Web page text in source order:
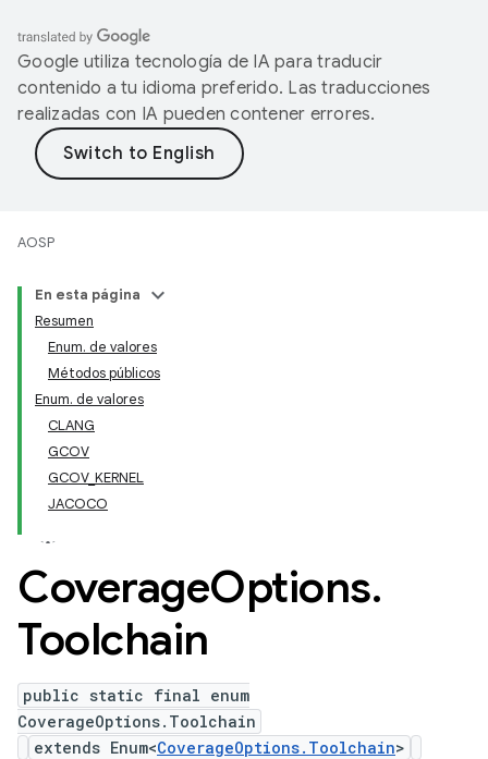
Google utiliza tecnología de IA para traducir
contenido a tu idioma preferido. Las traducciones
realizadas con IA pueden contener errores.
AOSP
En esta página
Resumen
Enum. de valores
Métodos públicos
Enum. de valores
CLANG
GCOV
GCOV_KERNEL
JACOCO
CoverageOptions.
Toolchain
public static final enum
CoverageOptions.Toolchain
extends Enum<CoverageOptions.Toolchain>